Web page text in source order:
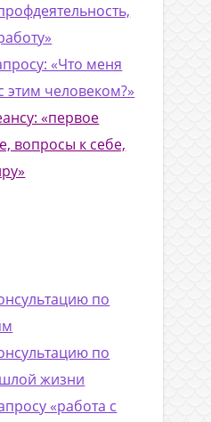
«Что меня
этим человеком?»
«первое
вопросы к себе,
по
по
жизни
«работа с